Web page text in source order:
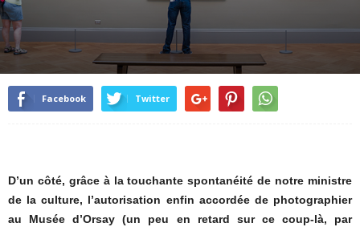
LA QUESTION PHOTO
Bruno Dubreuil Mai 6, 2015 4412 3
Facebook Twitter
D’un côté, grâce à la touchante spontanéité de notre ministre
de la culture, l’autorisation enfin accordée de photographier
au Musée d’Orsay (un peu en retard sur ce coup-là, par